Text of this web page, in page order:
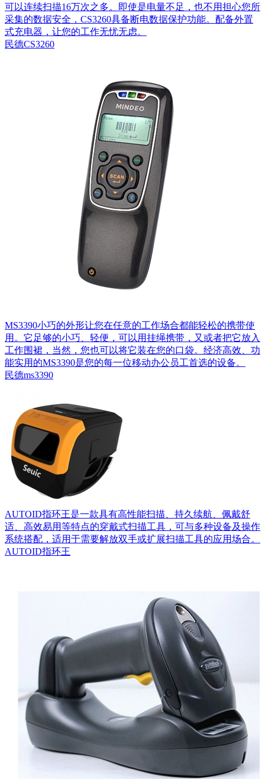
可以连续扫描16万次之多。即使是电量不足，也不用担心您所
采集的数据安全，CS3260具备断电数据保护功能。配备外置
式充电器，让您的工作无忧无虑。
民德CS3260
MS3390小巧的外形让您在任意的工作场合都能轻松的携带使
用。它足够的小巧、轻便，可以用挂绳携带，又或者把它放入
工作围裙，当然，您也可以将它装在您的口袋。经济高效、功
能实用的MS3390是您的每一位移动办公员工首选的设备。
民德ms3390
AUTOID指环王是一款具有高性能扫描、持久续航、佩戴舒
适、高效易用等特点的穿戴式扫描工具，可与多种设备及操作
系统搭配，适用于需要解放双手或扩展扫描工具的应用场合。
AUTOID指环王